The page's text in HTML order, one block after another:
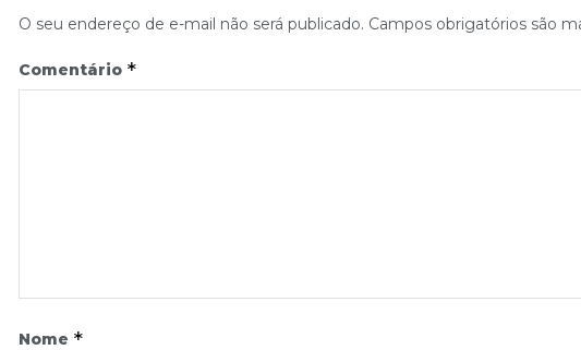
O seu endereço de e-mail não será publicado. Campos obrigatórios são
Comentário *
Nome *